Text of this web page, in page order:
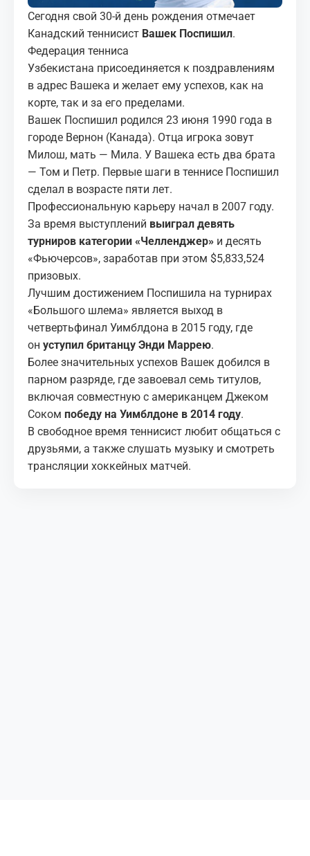
КОНТАКТЫ
UZ-PIN
Сегодня свой 30-й день рождения отмечает
Канадский теннисист Вашек Поспишил.
Федерация тенниса
Узбекистана присоединяется к поздравлениям
в адрес Вашека и желает ему успехов, как на
корте, так и за его пределами.
Вашек Поспишил родился 23 июня 1990 года в
городе Вернон (Канада). Отца игрока зовут
Милош, мать — Мила. У Вашека есть два брата
— Том и Петр. Первые шаги в теннисе Поспишил
сделал в возрасте пяти лет.
Профессиональную карьеру начал в 2007 году.
За время выступлений выиграл девять
турниров категории «Челленджер» и десять
«Фьючерсов», заработав при этом $5,833,524
призовых.
Лучшим достижением Поспишила на турнирах
«Большого шлема» является выход в
четвертьфинал Уимблдона в 2015 году, где
он уступил британцу Энди Маррею.
Более значительных успехов Вашек добился в
парном разряде, где завоевал семь титулов,
включая совместную с американцем Джеком
Соком победу на Уимблдоне в 2014 году.
В свободное время теннисист любит общаться с
друзьями, а также слушать музыку и смотреть
трансляции хоккейных матчей.